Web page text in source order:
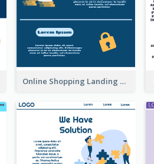
Online Shopping Landing Page